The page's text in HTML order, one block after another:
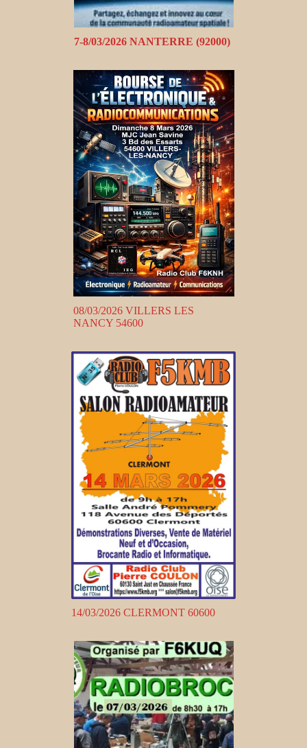
7-8/03/2026 NANTERRE (92000)
08/03/2026 VILLERS LES
NANCY 54600
14/03/2026 CLERMONT 60600